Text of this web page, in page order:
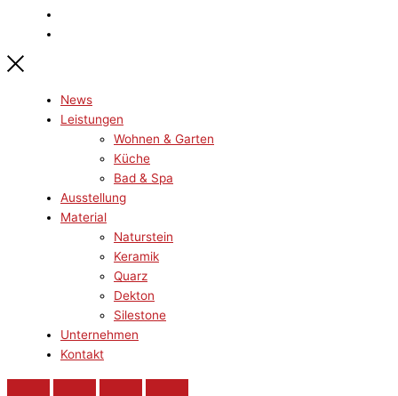
News
Leistungen
Wohnen & Garten
Küche
Bad & Spa
Ausstellung
Material
Naturstein
Keramik
Quarz
Dekton
Silestone
Unternehmen
Kontakt